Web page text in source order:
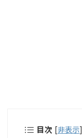
目次 [非表示]